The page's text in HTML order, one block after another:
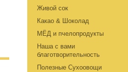
Живой сок
Какао & Шоколад
МЁД и пчелопродукты
Наша с вами
благотворительность
Полезные Сухоовощи